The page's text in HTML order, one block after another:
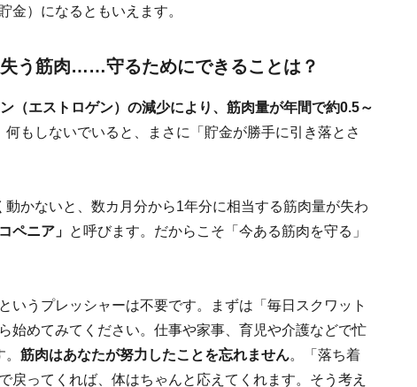
金）になるともいえます。
失う筋肉……守るためにできることは？
（エストロゲン）の減少により、筋肉量が年間で約0.5～
何もしないでいると、まさに「貯金が勝手に引き落とさ
かないと、数カ月分から1年分に相当する筋肉量が失わ
ペニア」 と呼びます。だからこそ「今ある筋肉を守る」
いうプレッシャーは不要です。まずは「毎日スクワット
始めてみてください。仕事や家事、育児や介護などで忙
筋肉はあなたが努力したことを忘れません。「落ち着
戻ってくれば、体はちゃんと応えてくれます。そう考え